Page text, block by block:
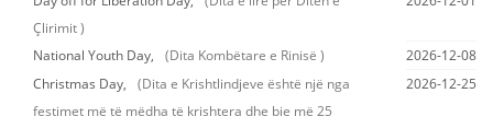
Çlirimit )
National Youth Day, (Dita Kombëtare e Rinisë )
2026-12-08
Christmas Day,
(Dita e Krishtlindjeve është një nga
festimet më të mëdha të krishtera dhe bie më 25
2026-12-25